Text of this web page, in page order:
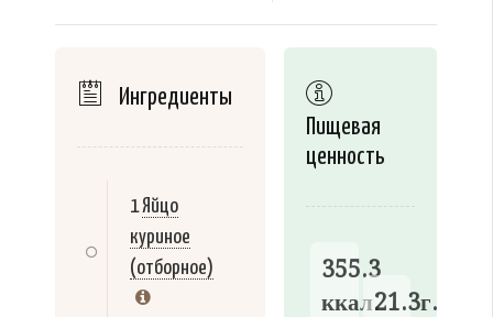
Ингредиенты
1 Яйцо
куриное
(отборное)
Пищевая
ценность
355.3
ккал.21.3г.